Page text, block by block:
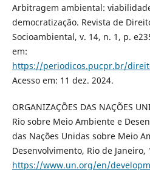
Arbitragem ambiental:
democratização. Revista de
Socioambiental, v. 14, n. 1, p.
em:
https://periodicos.pucpr.br/
Acesso em: 11 dez. 2024.
ORGANIZAÇÕES DAS NAÇÕES
Rio sobre Meio Ambiente e
das Nações Unidas sobre Meio
Desenvolvimento, Rio de
https://www.un.org/en/